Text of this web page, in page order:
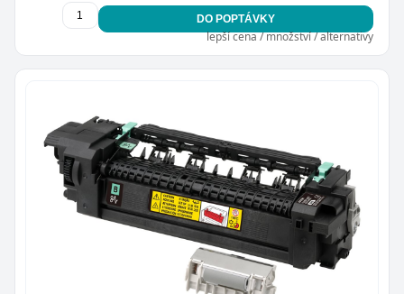
DO POPTÁVKY
lepší cena / množství / alternativy